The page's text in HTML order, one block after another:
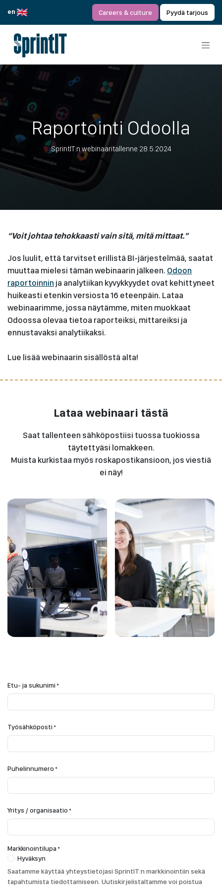
en
Careers & culture Pyydä tarjous
Raportointi Odoolla
SprintIT:n webinaaritallenne 28.5.2024
“Voit johtaa tehokkaasti vain sitä, mitä mittaat.”
Jos luulit, että tarvitset erillistä BI-järjestelmää, saatat
muuttaa mielesi tämän webinaarin jälkeen. Odoon
raportoinnin ja analytiikan kyvykkyydet ovat kehittyneet
huikeasti etenkin versiosta 16 eteenpäin. Lataa
webinaarimme, jossa näytämme, miten muokkaat
Odoossa olevaa tietoa raporteiksi, mittareiksi ja
ennustavaksi analytiikaksi.​
Lue lisää webinaarin sisällöstä alta!
Lataa webinaari tästä
Saat tallenteen sähköpostiisi tuossa tuokiossa
täytettyäsi lomakkeen.
Muista kurkistaa myös roskapostikansioon, jos viestiä
ei näy!
Etu- ja sukunimi *
Työsähköposti *
Puhelinnumero *
Yritys / organisaatio *
Markkinointilupa *
Hyväksyn
Saatamme käyttää yhteystietojasi SprintIT:n markkinointiin sekä
tapahtumista tiedottamiseen. Uutiskirjelistaltamme voi poistua